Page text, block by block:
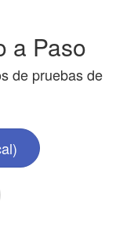
a Paso
de pruebas de